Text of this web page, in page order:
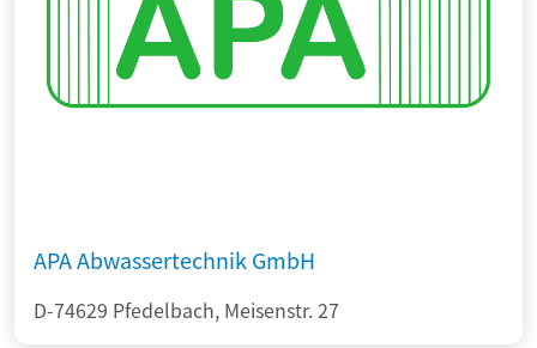
APA Abwassertechnik GmbH
D-74629 Pfedelbach, Meisenstr. 27